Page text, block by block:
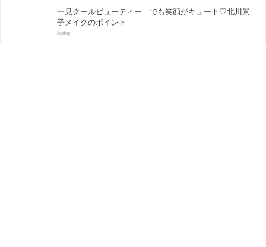
一見クールビューティー…でも笑顔がキュート♡北川景
子メイクのポイント
kijikiji